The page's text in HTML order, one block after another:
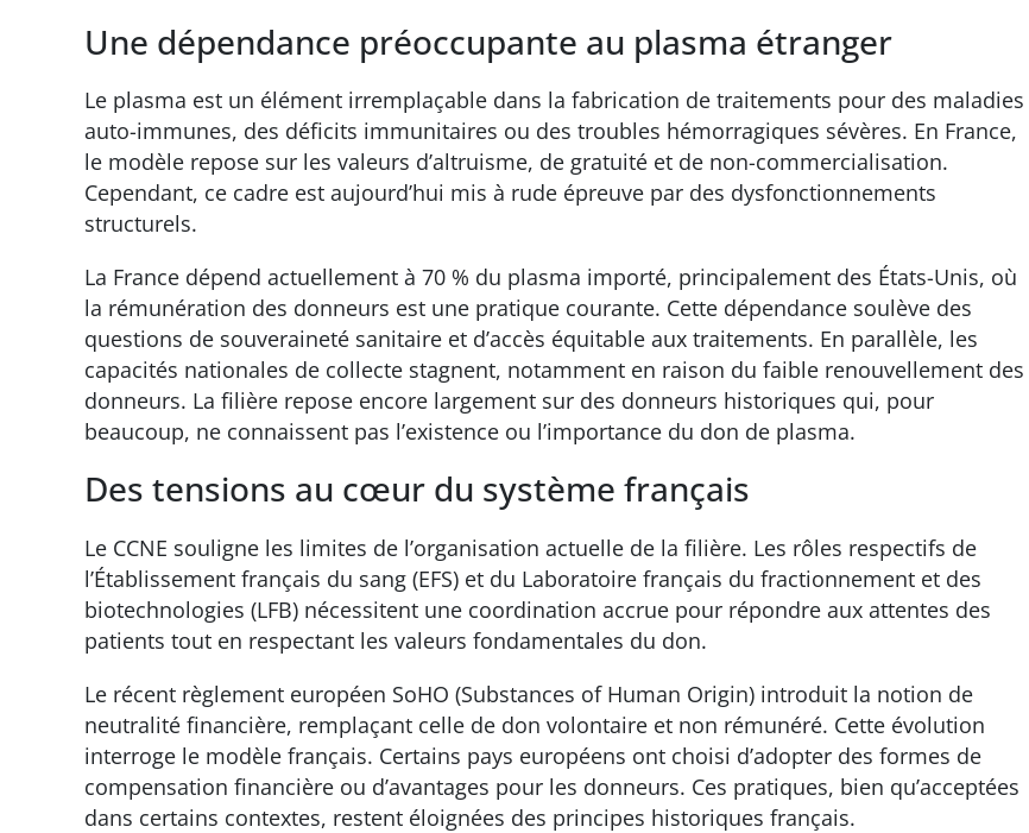
Une dépendance préoccupante au plasma étranger
Le plasma est un élément irremplaçable dans la fabrication de traitements pour des maladies
auto-immunes, des déficits immunitaires ou des troubles hémorragiques sévères. En France,
le modèle repose sur les valeurs d’altruisme, de gratuité et de non-commercialisation.
Cependant, ce cadre est aujourd’hui mis à rude épreuve par des dysfonctionnements
structurels.
La France dépend actuellement à 70 % du plasma importé, principalement des États-Unis, où
la rémunération des donneurs est une pratique courante. Cette dépendance soulève des
questions de souveraineté sanitaire et d’accès équitable aux traitements. En parallèle, les
capacités nationales de collecte stagnent, notamment en raison du faible renouvellement des
donneurs. La filière repose encore largement sur des donneurs historiques qui, pour
beaucoup, ne connaissent pas l’existence ou l’importance du don de plasma.
Des tensions au cœur du système français
Le CCNE souligne les limites de l’organisation actuelle de la filière. Les rôles respectifs de
l’Établissement français du sang (EFS) et du Laboratoire français du fractionnement et des
biotechnologies (LFB) nécessitent une coordination accrue pour répondre aux attentes des
patients tout en respectant les valeurs fondamentales du don.
Le récent règlement européen SoHO (Substances of Human Origin) introduit la notion de
neutralité financière, remplaçant celle de don volontaire et non rémunéré. Cette évolution
interroge le modèle français. Certains pays européens ont choisi d’adopter des formes de
compensation financière ou d’avantages pour les donneurs. Ces pratiques, bien qu’acceptées
dans certains contextes, restent éloignées des principes historiques français.